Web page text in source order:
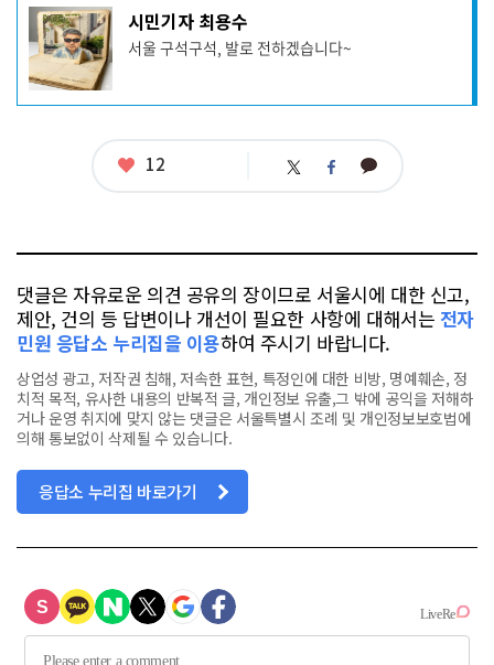
기
사
작
성
자
프
시민기자 최용수
서울 구석구석, 발로 전하겠습니다~
좋
12 트 페 카
댓글은 자유로운 의견 공유의 장이므로 서울시에 대한 신고,
제안, 건의 등 답변이나 개선이 필요한 사항에 대해서는 전자
민원 응답소 누리집을 이용하여 주시기 바랍니다.
상업성 광고, 저작권 침해, 저속한 표현, 특정인에 대한 비방, 명예훼손, 정
치적 목적, 유사한 내용의 반복적 글, 개인정보 유출,그 밖에 공익을 저해하
거나 운영 취지에 맞지 않는 댓글은 서울특별시 조례 및 개인정보보호법에
의해 통보없이 삭제될 수 있습니다.
응답소 누리집 바로가기